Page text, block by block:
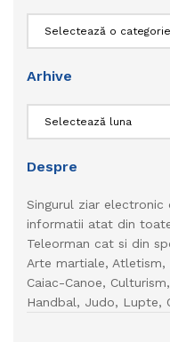
Arhive
Despre
Singurul ziar
informatii atat din
Teleorman cat si din
Arte martiale,
Caiac-Canoe,
Handbal, Judo, Lupte,